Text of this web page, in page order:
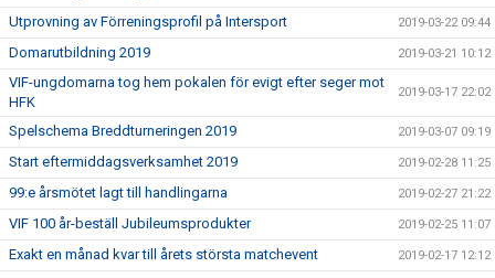
Utprovning av Förreningsprofil på Intersport 2019-03-22 09:44
Domarutbildning 2019 2019-03-21 10:12
VIF-ungdomarna tog hem pokalen för evigt efter seger mot
HFK
2019-03-17 22:02
Spelschema Breddturneringen 2019 2019-03-07 09:19
Start eftermiddagsverksamhet 2019 2019-02-28 11:25
99:e årsmötet lagt till handlingarna 2019-02-27 21:22
VIF 100 år-beställ Jubileumsprodukter 2019-02-25 11:07
Exakt en månad kvar till årets största matchevent 2019-02-17 12:12